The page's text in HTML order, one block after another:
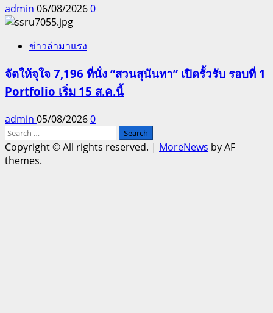
admin 06/08/20260
ข่าวล่ามาแรง
จัดให้จุใจ 7,196 ที่นั่ง “สวนสุนันทา” เปิดรั้วรับ รอบที่ 1
Portfolio เริ่ม 15 ส.ค.นี้
admin 05/08/20260
Search
for:
Copyright © All rights reserved. | MoreNews by AF
themes.